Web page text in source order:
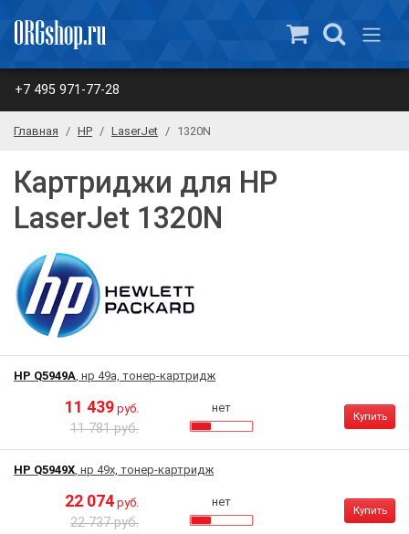
+7 495 971-77-28
Главная HP LaserJet 1320N
Картриджи для HP
LaserJet 1320N
HP Q5949A, нр 49a, тонер-картридж
11 439 руб.
11 781 руб.
нет
Купить
HP Q5949X, нр 49x, тонер-картридж
22 074 руб.
22 737 руб.
нет
Купить